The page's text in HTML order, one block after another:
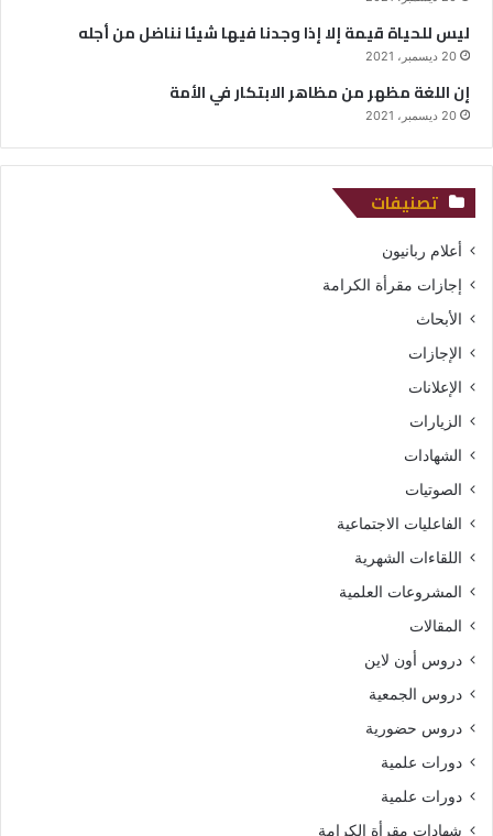
ليس للحياة قيمة إلا إذا وجدنا فيها شيئا نناضل من أجله
20 ديسمبر، 2021
إن اللغة مظهر من مظاهر الابتكار في الأمة
20 ديسمبر، 2021
تصنيفات
أعلام ربانيون
إجازات مقرأة الكرامة
الأبحاث
الإجازات
الإعلانات
الزيارات
الشهادات
الصوتيات
الفاعليات الاجتماعية
اللقاءات الشهرية
المشروعات العلمية
المقالات
دروس أون لاين
دروس الجمعية
دروس حضورية
دورات علمية
دورات علمية
شهادات مقرأة الكرامة